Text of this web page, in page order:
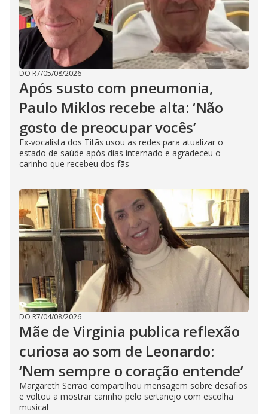
DO R7/05/08/2026
Após susto com pneumonia,
Paulo Miklos recebe alta: ‘Não
gosto de preocupar vocês’
Ex-vocalista dos Titãs usou as redes para atualizar o
estado de saúde após dias internado e agradeceu o
carinho que recebeu dos fãs
DO R7/04/08/2026
Mãe de Virginia publica reflexão
curiosa ao som de Leonardo:
‘Nem sempre o coração entende’
Margareth Serrão compartilhou mensagem sobre desafios
e voltou a mostrar carinho pelo sertanejo com escolha
musical